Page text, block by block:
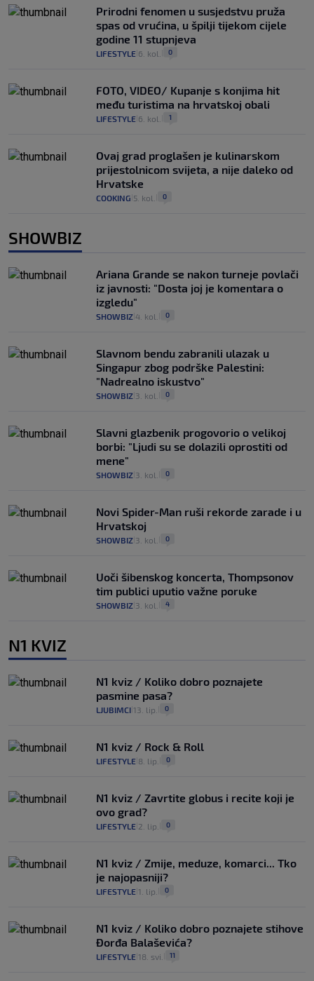
Prirodni fenomen u susjedstvu pruža
spas od vrućina, u špilji tijekom cijele
godine 11 stupnjeva
LIFESTYLE 6. kol. 0
FOTO, VIDEO/ Kupanje s konjima hit
među turistima na hrvatskoj obali
LIFESTYLE 6. kol. 1
Ovaj grad proglašen je kulinarskom
prijestolnicom svijeta, a nije daleko od
Hrvatske
COOKING 5. kol. 0
SHOWBIZ
Ariana Grande se nakon turneje povlači
iz javnosti: "Dosta joj je komentara o
izgledu"
SHOWBIZ 4. kol. 0
Slavnom bendu zabranili ulazak u
Singapur zbog podrške Palestini:
"Nadrealno iskustvo"
SHOWBIZ 3. kol. 0
Slavni glazbenik progovorio o velikoj
borbi: "Ljudi su se dolazili oprostiti od
mene"
SHOWBIZ 3. kol. 0
Novi Spider-Man ruši rekorde zarade i u
Hrvatskoj
SHOWBIZ 3. kol. 0
Uoči šibenskog koncerta, Thompsonov
tim publici uputio važne poruke
SHOWBIZ 3. kol. 4
N1 KVIZ
N1 kviz / Koliko dobro poznajete
pasmine pasa?
LJUBIMCI 13. lip. 0
N1 kviz / Rock & Roll
LIFESTYLE 8. lip. 0
N1 kviz / Zavrtite globus i recite koji je
ovo grad?
LIFESTYLE 2. lip. 0
N1 kviz / Zmije, meduze, komarci... Tko
je najopasniji?
LIFESTYLE 1. lip. 0
N1 kviz / Koliko dobro poznajete stihove
Đorđa Balaševića?
LIFESTYLE 18. svi. 11